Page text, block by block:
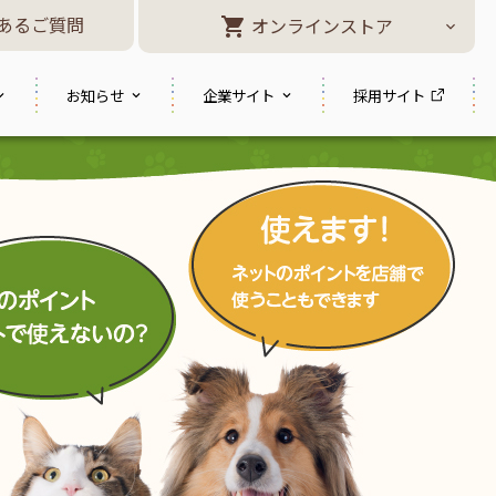
るご質問 オンラインストア
お知らせ 企業サイト 採用サイト